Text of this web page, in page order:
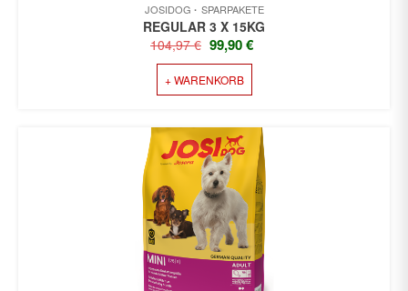
JOSIDOG SPARPAKETE
REGULAR 3 X 15KG
104,97€ URSPRÜNGLICHER
PREIS
WAR:
104,97 €
99,90€
+ WARENKORB